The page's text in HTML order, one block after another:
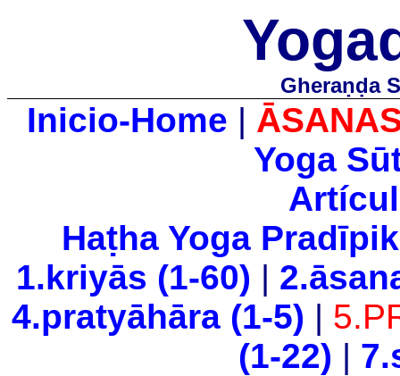
Gheraṇḍa
Inicio-Home |
Yoga
Haṭha Yoga
1.kriyās (1-60) |
4.pratyāhāra (1-5) |
(1-22) |